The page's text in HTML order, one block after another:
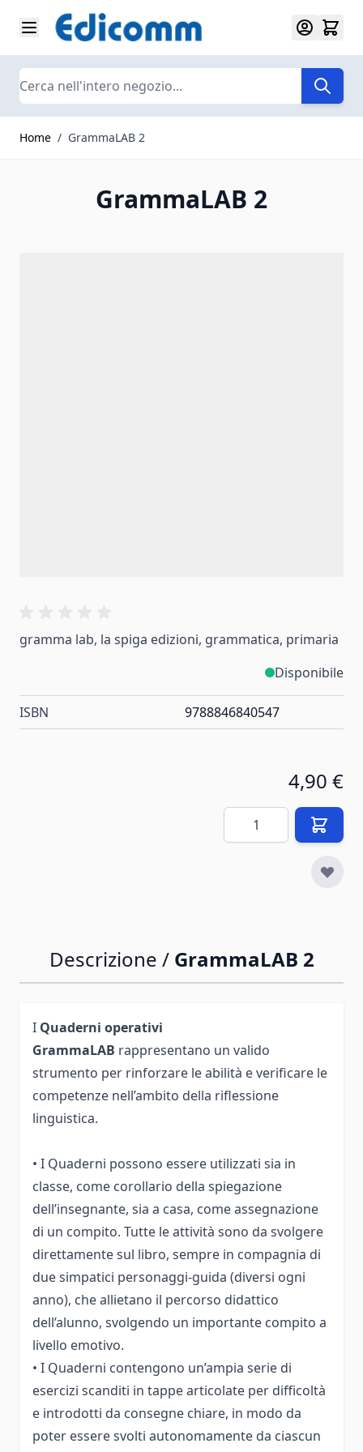
Salta al contenuto
Search
Home / GrammaLAB 2
GrammaLAB 2
gramma lab, la spiga edizioni, grammatica, primaria
Disponibile
ISBN 9788846840547
4,90 €
Quantità
Descrizione / GrammaLAB 2
I Quaderni operativi
GrammaLAB rappresentano un valido
strumento per rinforzare le abilità e verificare le
competenze nell’ambito della riflessione
linguistica.
• I Quaderni possono essere utilizzati sia in
classe, come corollario della spiegazione
dell’insegnante, sia a casa, come assegnazione
di un compito. Tutte le attività sono da svolgere
direttamente sul libro, sempre in compagnia di
due simpatici personaggi-guida (diversi ogni
anno), che allietano il percorso didattico
dell’alunno, svolgendo un importante compito a
livello emotivo.
• I Quaderni contengono un’ampia serie di
esercizi scanditi in tappe articolate per difficoltà
e introdotti da consegne chiare, in modo da
poter essere svolti autonomamente da ciascun